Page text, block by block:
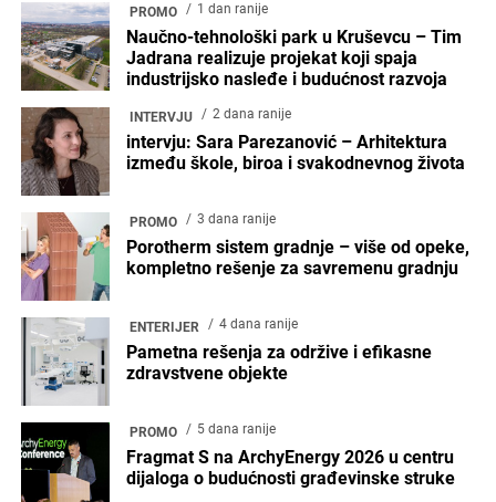
PROMO 1 dan ranije
Naučno-tehnološki park u Kruševcu – Tim
Jadrana realizuje projekat koji spaja
industrijsko nasleđe i budućnost razvoja
INTERVJU 2 dana ranije
intervju: Sara Parezanović – Arhitektura
između škole, biroa i svakodnevnog života
PROMO 3 dana ranije
Porotherm sistem gradnje – više od opeke,
kompletno rešenje za savremenu gradnju
ENTERIJER 4 dana ranije
Pametna rešenja za održive i efikasne
zdravstvene objekte
PROMO 5 dana ranije
Fragmat S na ArchyEnergy 2026 u centru
dijaloga o budućnosti građevinske struke